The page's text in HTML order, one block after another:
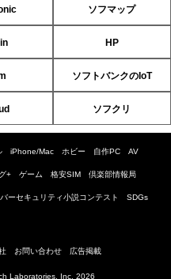
ソフマップ
HP
ソフトバンクのIoT
ソフクリ
iPhone/Mac ホビー 自作PC AV
+ ゲーム 格安SIM 倶楽部情報局
ーセキュリティ小説コンテスト SDGs
お問い合わせ 広告掲載
Laboratories, Inc. 2026